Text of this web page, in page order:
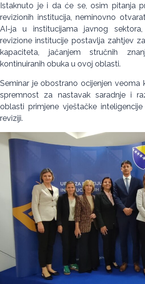
Istaknuto je i da će se, osim pitanja
revizionih institucija, neminovno
AI-ja u institucijama javnog
revizione institucije postavlja zahtjev
kapaciteta, jačanjem stručnih
kontinuiranih obuka u ovoj oblasti.
Seminar je obostrano ocijenjen veoma
spremnost za nastavak saradnje i
oblasti primjene vještačke
reviziji.